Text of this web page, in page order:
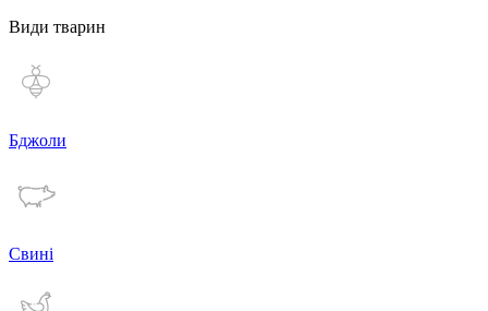
Види тварин
Бджоли
Свині